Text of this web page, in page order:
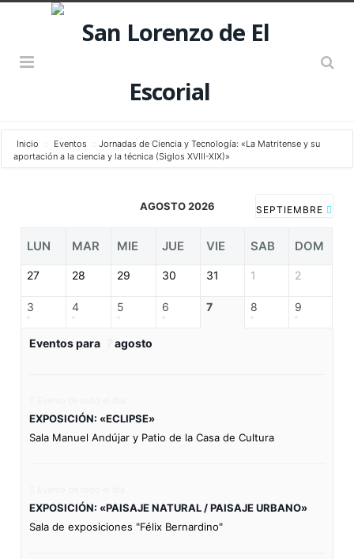
Inicio Eventos
Jornadas de Ciencia y Tecnología: «La Matritense y su
aportación a la ciencia y la técnica (Siglos XVIII-XIX)»
AGOSTO 2026 SEPTIEMBRE
LUN MAR MIE JUE VIE SAB DOM
27 28 29 30 31 1 2
3 4 5 6 7 8 9
Eventos para agosto
EXPOSICIÓN: «ECLIPSE»
Sala Manuel Andújar y Patio de la Casa de Cultura
EXPOSICIÓN: «PAISAJE NATURAL / PAISAJE URBANO»
Sala de exposiciones "Félix Bernardino"